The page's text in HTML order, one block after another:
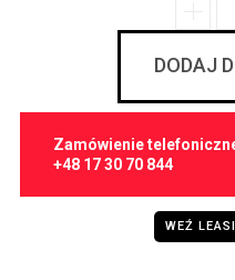
DODAJ
Zamówienie
+48 17 30 70 844
WEŹ